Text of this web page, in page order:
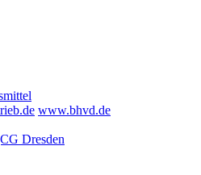
www.bhvd.de
Dresden